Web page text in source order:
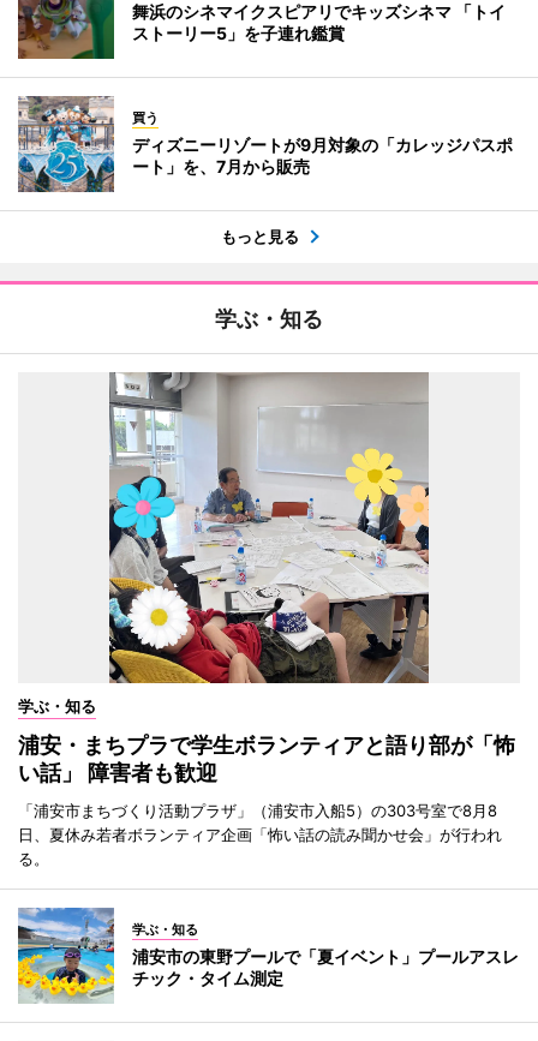
舞浜のシネマイクスピアリでキッズシネマ 「トイ
ストーリー5」を子連れ鑑賞
買う
ディズニーリゾートが9月対象の「カレッジパスポ
ート」を、7月から販売
もっと見る
学ぶ・知る
学ぶ・知る
浦安・まちプラで学生ボランティアと語り部が「怖
い話」 障害者も歓迎
「浦安市まちづくり活動プラザ」（浦安市入船5）の303号室で8月8
日、夏休み若者ボランティア企画「怖い話の読み聞かせ会」が行われ
る。
学ぶ・知る
浦安市の東野プールで「夏イベント」プールアスレ
チック・タイム測定